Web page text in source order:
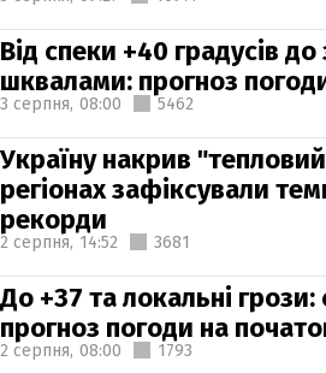
Від спеки +40 градусів до
шквалами: прогноз
3 серпня, 08:00 5462
Україну накрив
регіонах зафіксували
рекорди
2 серпня, 14:52 3681
До +37 та локальні
прогноз погоди на
2 серпня, 08:00 1793